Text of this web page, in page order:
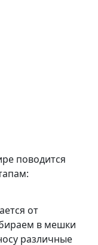
поводится
от
в мешки
различные